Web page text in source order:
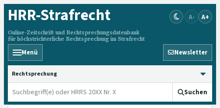
HRR-Strafrecht
Online-Zeitschrift und Rechtsprechungsdatenbank
für höchstrichterliche Rechtsprechung im Strafrecht
A- A+
Menü Newsletter
HRRS durchsuchen
Suchen